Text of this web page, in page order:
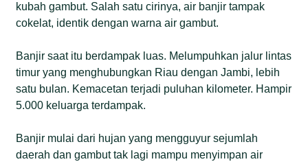
kubah gambut. Salah satu cirinya, air banjir tampak
cokelat, identik dengan warna air gambut.
Banjir saat itu berdampak luas. Melumpuhkan jalur lintas
timur yang menghubungkan Riau dengan Jambi, lebih
satu bulan. Kemacetan terjadi puluhan kilometer. Hampir
5.000 keluarga terdampak.
Banjir mulai dari hujan yang mengguyur sejumlah
daerah dan gambut tak lagi mampu menyimpan air